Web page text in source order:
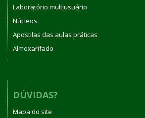
Laboratório multiusuário
Núcleos
Apostilas das aulas práticas
Almoxarifado
DÚVIDAS?
Mapa do site